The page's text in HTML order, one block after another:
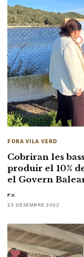
FORA VILA VERD
Cobriran les
produir el 10%
el Govern
F.V.
23 DESEMBRE 2022